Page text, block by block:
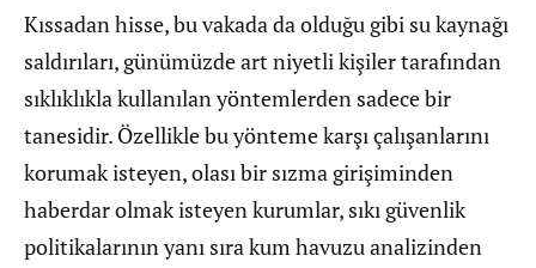
Kıssadan hisse, bu vakada da olduğu gibi su kaynağı
saldırıları, günümüzde art niyetli kişiler tarafından
sıklıklıkla kullanılan yöntemlerden sadece bir
tanesidir. Özellikle bu yönteme karşı çalışanlarını
korumak isteyen, olası bir sızma girişiminden
haberdar olmak isteyen kurumlar, sıkı güvenlik
politikalarının yanı sıra kum havuzu analizinden